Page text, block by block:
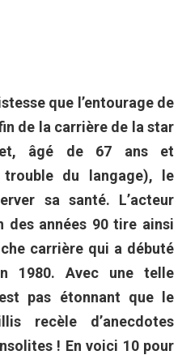
que l’entourage de
de la carrière de la star
âgé de 67 ans et
trouble du langage), le
sa santé. L’acteur
des années 90 tire ainsi
carrière qui a débuté
1980. Avec une telle
pas étonnant que le
recèle d’anecdotes
! En voici 10 pour